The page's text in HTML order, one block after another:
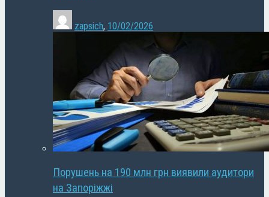
zapsich, 10/02/2026
Порушень на 190 млн грн виявили аудитори
на Запоріжжі